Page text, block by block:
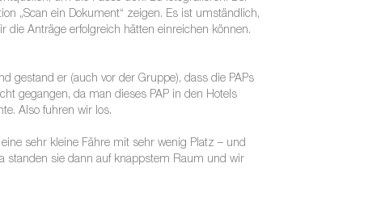
„Scan ein Dokument“ zeigen. Es ist umständlich,
die Anträge erfolgreich hätten einreichen können.
gestand er (auch vor der Gruppe), dass die PAPs
gegangen, da man dieses PAP in den Hotels
Also fuhren wir los.
sehr kleine Fähre mit sehr wenig Platz – und
standen sie dann auf knappstem Raum und wir